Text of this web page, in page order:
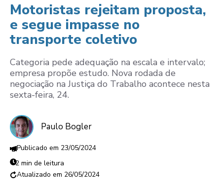
Motoristas rejeitam proposta,
e segue impasse no
transporte coletivo
Categoria pede adequação na escala e intervalo;
empresa propõe estudo. Nova rodada de
negociação na Justiça do Trabalho acontece nesta
sexta-feira, 24.
Paulo Bogler
23/05/2024
2 min de leitura
26/05/2024